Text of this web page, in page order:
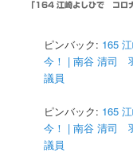
「 164 江崎よしひで コロナ
ピンバック: 165
今！ | 南谷 清司
議員
ピンバック: 165
今！ | 南谷 清司
議員